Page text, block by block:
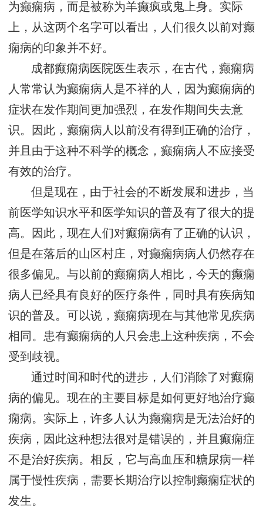
为癫痫病，而是被称为羊癫疯或鬼上身。实际
上，从这两个名字可以看出，人们很久以前对癫
痫病的印象并不好。
成都癫痫病医院医生表示，在古代，癫痫病
人常常认为癫痫病人是不祥的人，因为癫痫病的
症状在发作期间更加强烈，在发作期间失去意
识。因此，癫痫病人以前没有得到正确的治疗，
并且由于这种不科学的概念，癫痫病人不应接受
有效的治疗。
但是现在，由于社会的不断发展和进步，当
前医学知识水平和医学知识的普及有了很大的提
高。因此，现在人们对癫痫病有了正确的认识，
但是在落后的山区村庄，对癫痫病病人仍然存在
很多偏见。与以前的癫痫病人相比，今天的癫痫
病人已经具有良好的医疗条件，同时具有疾病知
识的普及。可以说，癫痫病现在与其他常见疾病
相同。患有癫痫病的人只会患上这种疾病，不会
受到歧视。
通过时间和时代的进步，人们消除了对癫痫
病的偏见。现在的主要目标是如何更好地治疗癫
痫病。实际上，许多人认为癫痫病是无法治好的
疾病，因此这种想法很对是错误的，并且癫痫症
不是治好疾病。相反，它与高血压和糖尿病一样
属于慢性疾病，需要长期治疗以控制癫痫症状的
发生。